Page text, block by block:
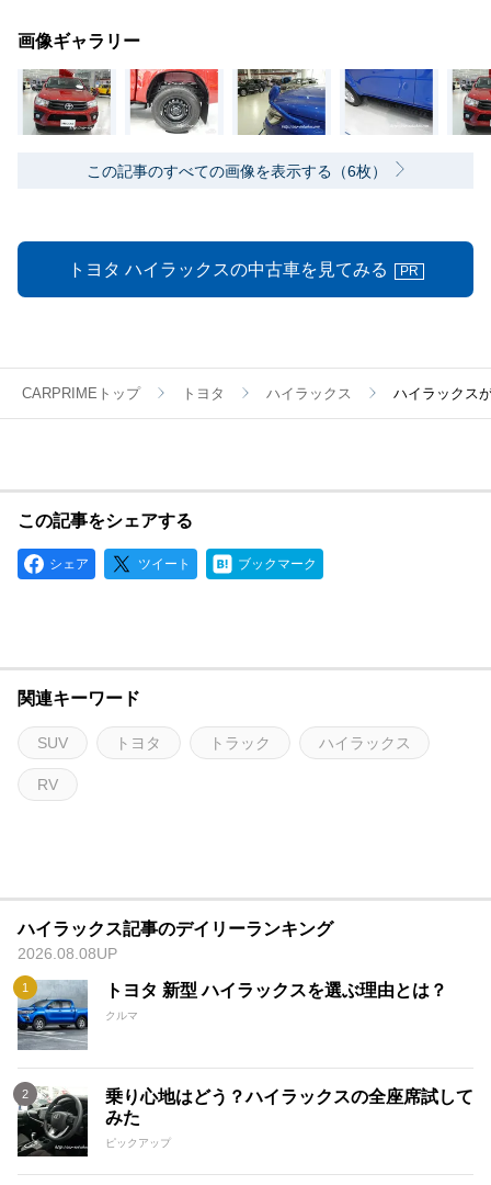
画像ギャラリー
この記事のすべての画像を表示する（6枚）
トヨタ ハイラックスの中古車を見てみる PR
CARPRIMEトップ トヨタ ハイラックス ハイラックス
この記事をシェアする
シェア ツイート ブックマーク
関連キーワード
SUV トヨタ トラック ハイラックス
RV
ハイラックス記事のデイリーランキング
2026.08.08UP
トヨタ 新型 ハイラックスを選ぶ理由とは？
クルマ
乗り心地はどう？ハイラックスの全座席試して
みた
ピックアップ